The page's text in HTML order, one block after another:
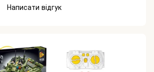
Написати відгук